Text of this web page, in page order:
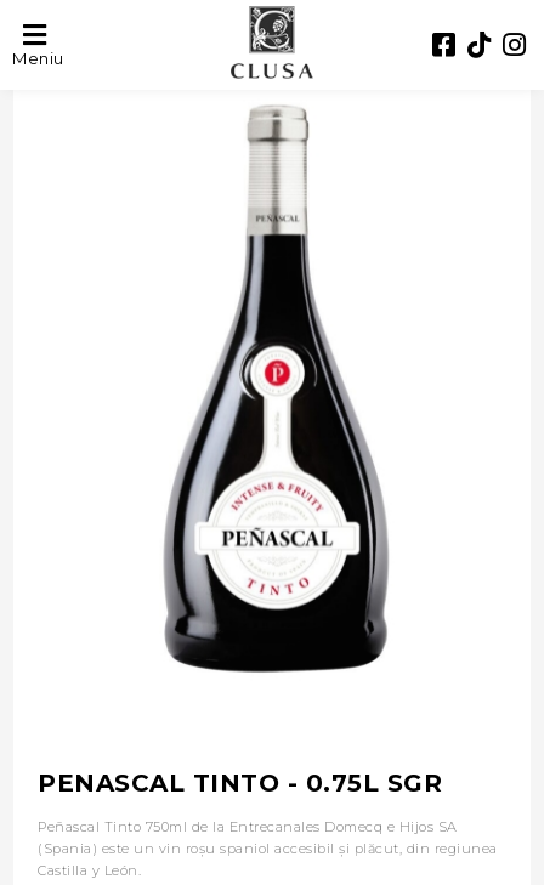
Meniu- 34%
PENASCAL TINTO - 0.75L SGR
Peñascal Tinto 750ml de la Entrecanales Domecq e Hijos SA
(Spania) este un vin roșu spaniol accesibil și plăcut, din regiunea
Castilla y León.